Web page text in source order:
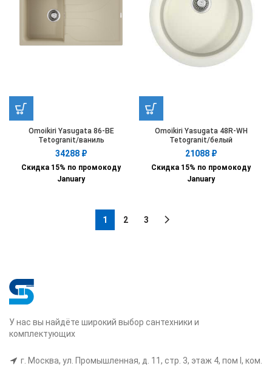
Omoikiri Yasugata 86-BE
Tetogranit/ваниль
34288 ₽
Скидка 15% по промокоду
January
Omoikiri Yasugata 48R-WH
Tetogranit/белый
21088 ₽
Скидка 15% по промокоду
January
1 2 3
У нас вы найдёте широкий выбор сантехники и
комплектующих
г. Москва, ул. Промышленная, д. 11, стр. 3, этаж 4, пом I, ком.